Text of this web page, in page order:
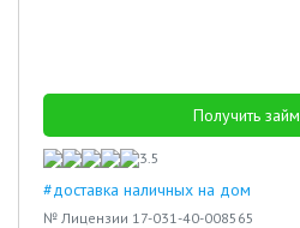
Получить займ
3.5
#доставка наличных на дом
№ Лицензии 17-031-40-008565